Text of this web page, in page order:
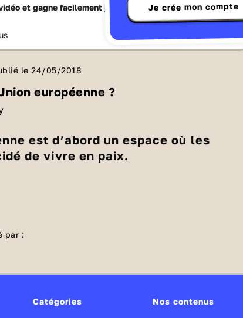
Je crée mon compte
et gagne facilement jusqu'à 15 Lumnizen te
le 24/05/2018
européenne ?
est d’abord un espace où les
de vivre en paix.
et l’Italie. Ils créent la Communauté
la
l’Union européenne
. Alors, petit à petit,
européenne ?
leur souveraineté, elle permet de mettre
les entreprises, l’industrie, l’agriculture,
par :
Catégories Nos contenus